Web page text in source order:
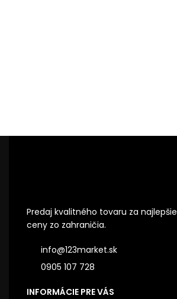
Predaj kvalitného tovaru za najlepšie
ceny zo zahraničia.
info@123market.sk
0905 107 728
INFORMÁCIE PRE VÁS